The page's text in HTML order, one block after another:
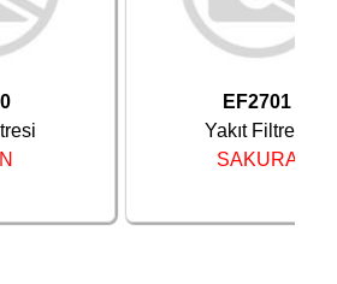
EF2701
Yakıt Filtresi
SAKURA